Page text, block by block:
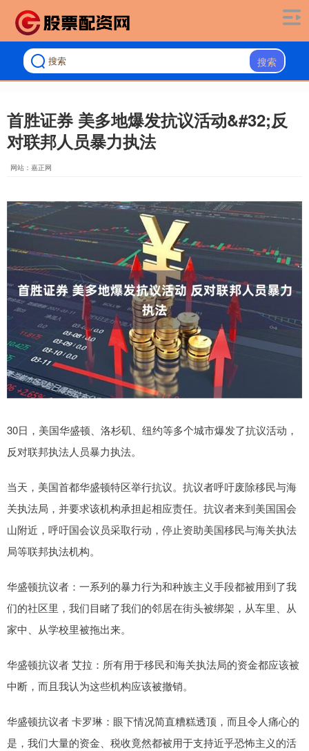
搜索
首胜证券 美多地爆发抗议活动&#32;反
对联邦人员暴力执法
网站：嘉正网
30日，美国华盛顿、洛杉矶、纽约等多个城市爆发了抗议活动，
反对联邦执法人员暴力执法。
当天，美国首都华盛顿特区举行抗议。抗议者呼吁废除移民与海
关执法局，并要求该机构承担起相应责任。抗议者来到美国国会
山附近，呼吁国会议员采取行动，停止资助美国移民与海关执法
局等联邦执法机构。
华盛顿抗议者：一系列的暴力行为和种族主义手段都被用到了我
们的社区里，我们目睹了我们的邻居在街头被绑架，从车里、从
家中、从学校里被拖出来。
华盛顿抗议者 艾拉：所有用于移民和海关执法局的资金都应该被
中断，而且我认为这些机构应该被撤销。
华盛顿抗议者 卡罗琳：眼下情况简直糟糕透顶，而且令人痛心的
是，我们大量的资金、税收竟然都被用于支持近乎恐怖主义的活